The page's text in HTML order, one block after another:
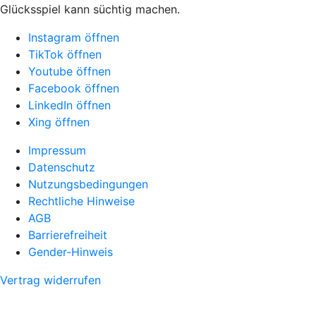
Glücksspiel kann süchtig machen.
Instagram öffnen
TikTok öffnen
Youtube öffnen
Facebook öffnen
LinkedIn öffnen
Xing öffnen
Impressum
Datenschutz
Nutzungsbedingungen
Rechtliche Hinweise
AGB
Barrierefreiheit
Gender-Hinweis
Vertrag widerrufen